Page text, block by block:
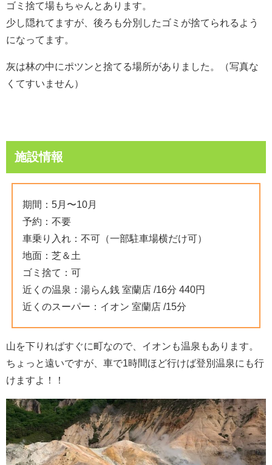
ゴミ捨て場もちゃんとあります。
少し隠れてますが、後ろも分別したゴミが捨てられるよう
になってます。
灰は林の中にポツンと捨てる場所がありました。（写真な
くてすいません）
施設情報
期間：5月〜10月
予約：不要
車乗り入れ：不可（一部駐車場横だけ可）
地面：芝＆土
ゴミ捨て：可
近くの温泉：湯らん銭 室蘭店 /16分 440円
近くのスーパー：イオン 室蘭店 /15分
山を下りればすぐに町なので、イオンも温泉もあります。
ちょっと遠いですが、車で1時間ほど行けば登別温泉にも行
けますよ！！